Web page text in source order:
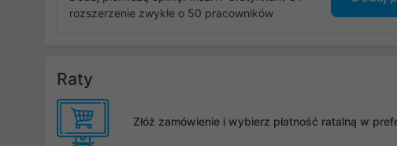
rozszerzenie zwykłe o 50 pracowników
Raty
Złóż zamówienie i wybierz płatność ratalną w